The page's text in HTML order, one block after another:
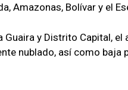
Amazonas, Bolívar y el
y Distrito Capital, el
nublado, así como baja